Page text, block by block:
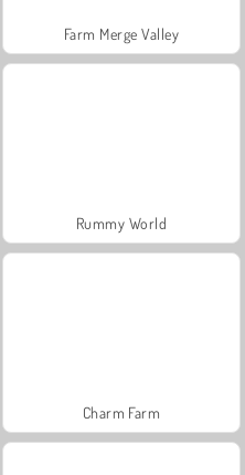
Farm Merge Valley
Rummy World
Charm Farm